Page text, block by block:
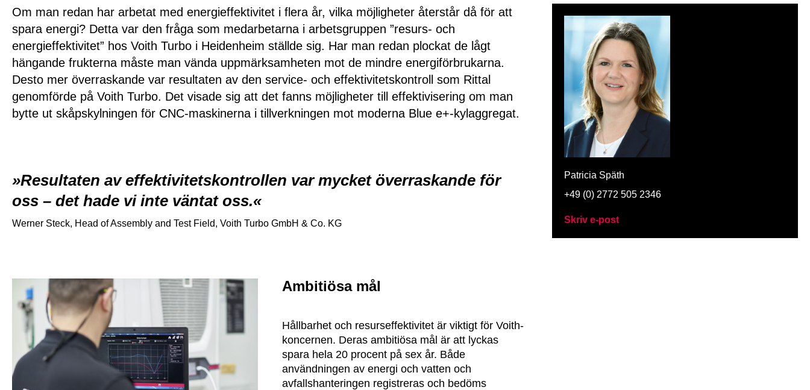
Om man redan har arbetat med energieffektivitet i flera år, vilka möjligheter återstår då för att
spara energi? Detta var den fråga som medarbetarna i arbetsgruppen ”resurs- och
energieffektivitet” hos Voith Turbo i Heidenheim ställde sig. Har man redan plockat de lågt
hängande frukterna måste man vända uppmärksamheten mot de mindre energiförbrukarna.
Desto mer överraskande var resultaten av den service- och effektivitetskontroll som Rittal
genomförde på Voith Turbo. Det visade sig att det fanns möjligheter till effektivisering om man
bytte ut skåpskylningen för CNC-maskinerna i tillverkningen mot moderna Blue e+-kylaggregat.
Resultaten av effektivitetskontrollen var mycket överraskande för
oss – det hade vi inte väntat oss.
Werner Steck, Head of Assembly and Test Field, Voith Turbo GmbH & Co. KG
Ambitiösa mål
Hållbarhet och resurseffektivitet är viktigt för Voith-
koncernen. Deras ambitiösa mål är att lyckas
spara hela 20 procent på sex år. Både
användningen av energi och vatten och
avfallshanteringen registreras och bedöms
Patricia Späth
+49 (0) 2772 505 2346
Skriv e-post